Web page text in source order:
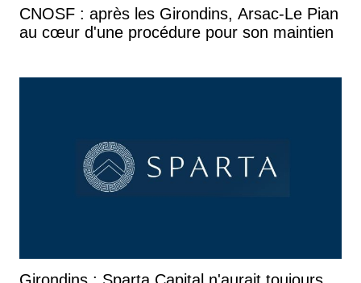
CNOSF : après les Girondins, Arsac-Le Pian
au cœur d'une procédure pour son maintien